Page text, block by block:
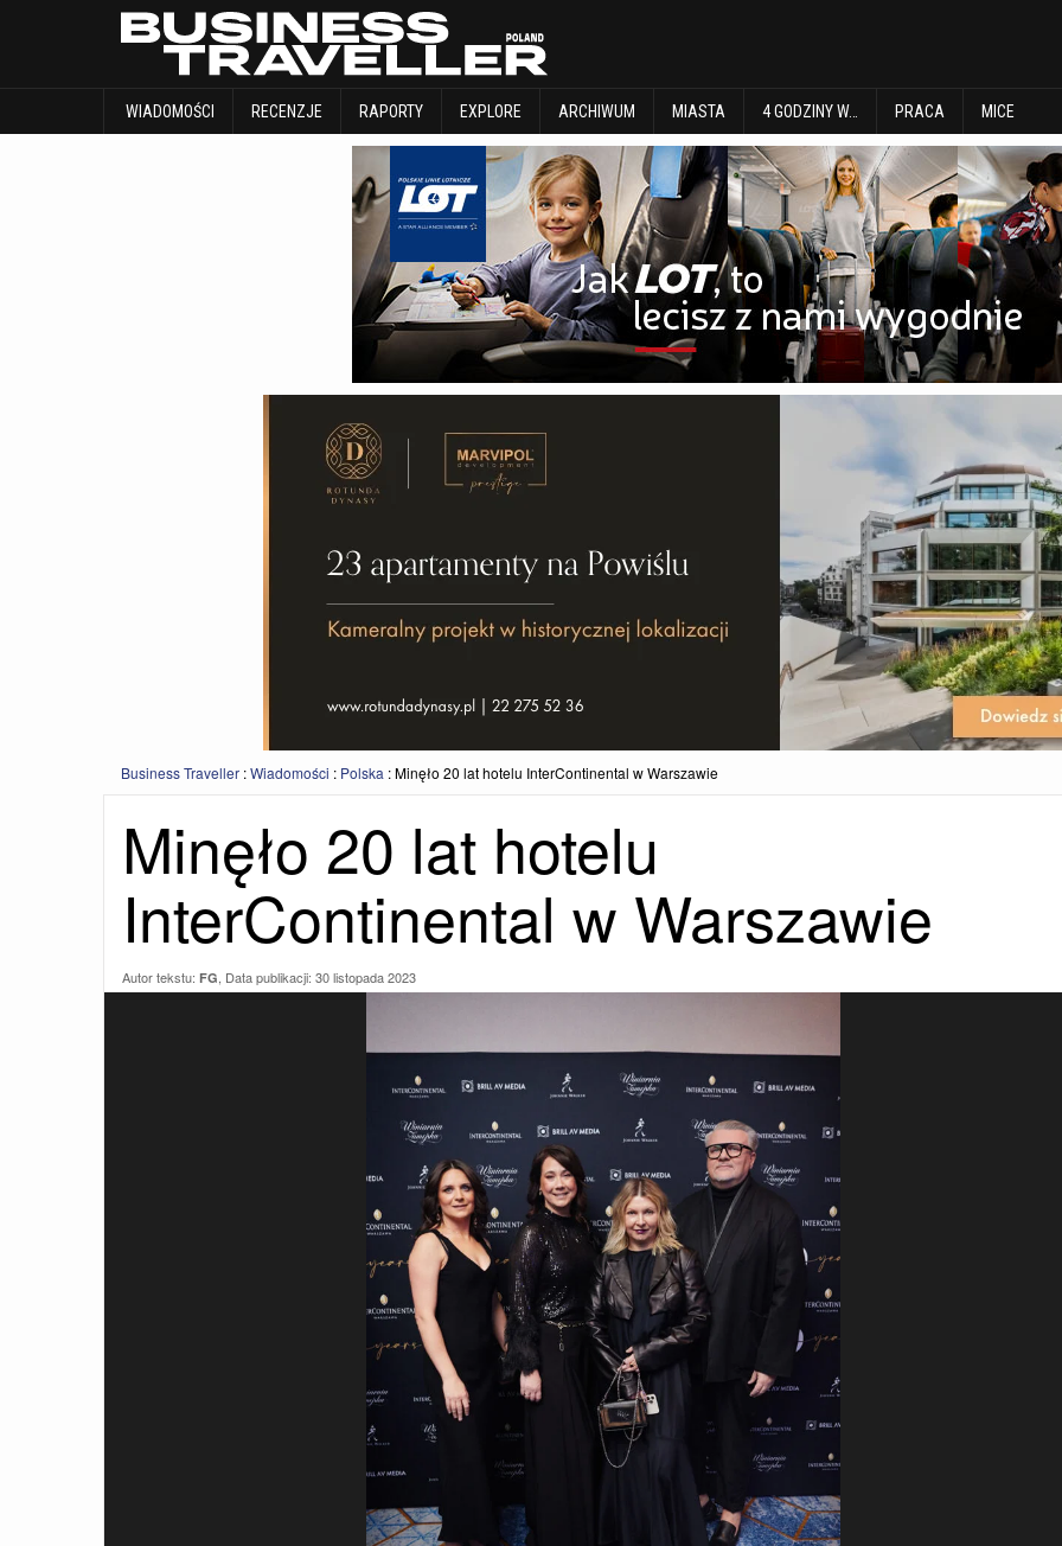
WIADOMOŚCI RECENZJE RAPORTY EXPLORE ARCHIWUM MIASTA 4 GODZINY W… PRACA MICE
WIADOMOŚCI RECENZJE
Business Traveller :Wiadomości : Polska :Minęło 20 lat hotelu InterContinental w Warszawie
Minęło 20 lat hotelu
InterContinental w Warszawie
Autor tekstu: FG, Data publikacji: 30 listopada 2023